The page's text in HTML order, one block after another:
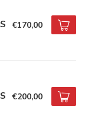
€170,00
€200,00